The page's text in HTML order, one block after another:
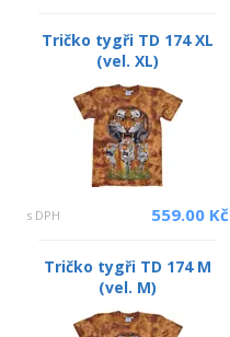
Tričko tygři TD 174 XL
(vel. XL)
s DPH 559.00 Kč
Tričko tygři TD 174 M
(vel. M)